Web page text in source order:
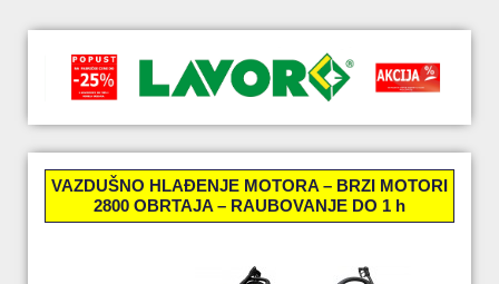
VAZDUŠNO HLAĐENJE MOTORA – BRZI MOTORI
2800 OBRTAJA – RAUBOVANJE DO 1 h